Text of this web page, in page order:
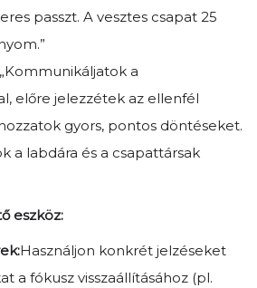
passzt. A vesztes csapat 25
„Kommunikáljatok a
előre jelezzétek az ellenfél
gyors, pontos döntéseket.
a labdára és a csapattársak
eszköz:
Használjon konkrét jelzéseket
a fókusz visszaállításához (pl.